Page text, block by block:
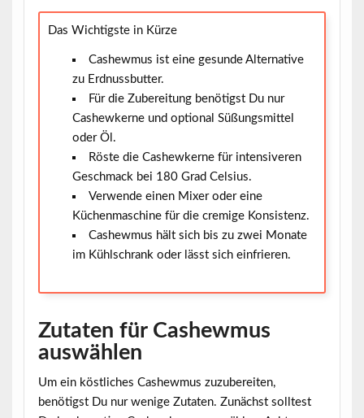
Das Wichtigste in Kürze
Cashewmus ist eine gesunde Alternative
zu Erdnussbutter.
Für die Zubereitung benötigst Du nur
Cashewkerne und optional Süßungsmittel
oder Öl.
Röste die Cashewkerne für intensiveren
Geschmack bei 180 Grad Celsius.
Verwende einen Mixer oder eine
Küchenmaschine für die cremige Konsistenz.
Cashewmus hält sich bis zu zwei Monate
im Kühlschrank oder lässt sich einfrieren.
Zutaten für Cashewmus
auswählen
Um ein köstliches Cashewmus zuzubereiten,
benötigst Du nur wenige Zutaten. Zunächst solltest